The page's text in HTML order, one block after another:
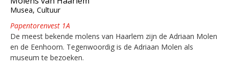
Musea, Cultuur
Papentorenvest 1A
De meest bekende molens van Haarlem zijn de Adriaan Molen
en de Eenhoorn. Tegenwoordig is de Adriaan Molen als
museum te bezoeken.